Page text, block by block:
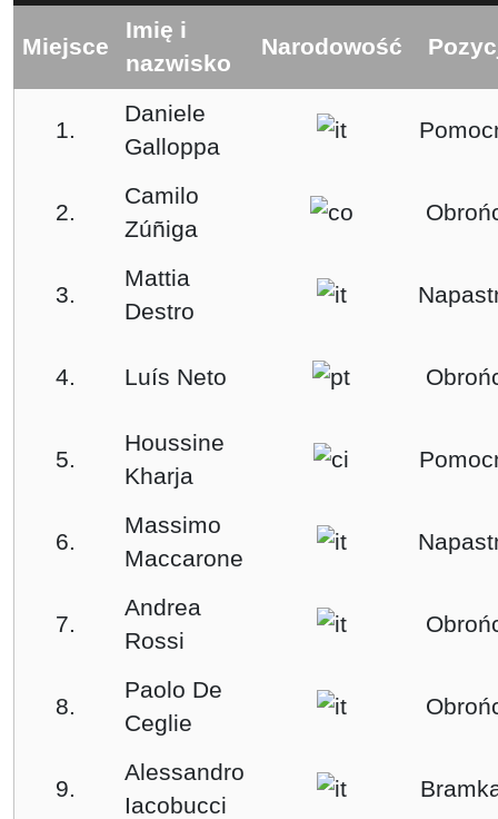
Miejsce
Imię i
nazwisko
Narodowość
1.
Daniele
Galloppa
2.
Camilo
Zúñiga
3.
Mattia
Destro
4. Luís Neto
5.
Houssine
Kharja
6.
Massimo
Maccarone
7.
Andrea
Rossi
8.
Paolo De
Ceglie
9.
Alessandro
Iacobucci